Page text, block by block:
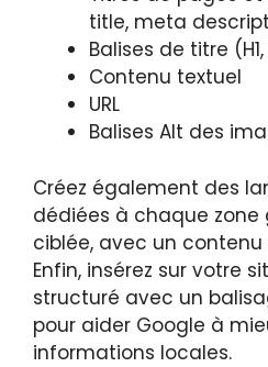
title, meta
Balises de titre (H1,
Contenu textuel
URL
Balises Alt des
Créez également des
dédiées à chaque zone
ciblée, avec un
Enfin, insérez sur votre
structuré avec un
pour aider Google à
informations locales.